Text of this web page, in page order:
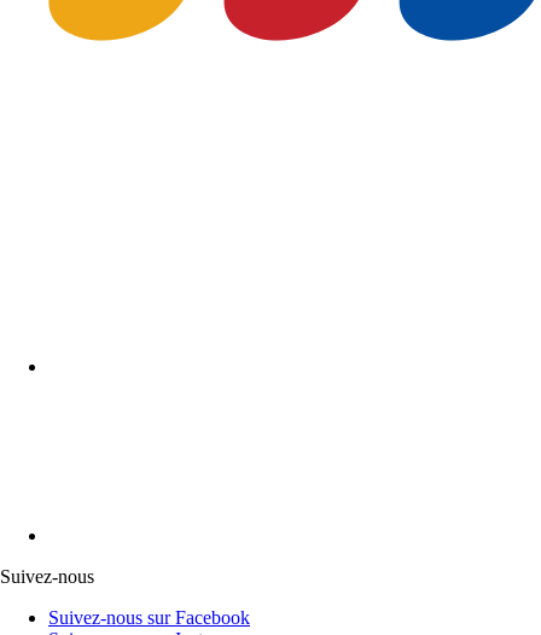
Suivez-nous
Suivez-nous sur Facebook